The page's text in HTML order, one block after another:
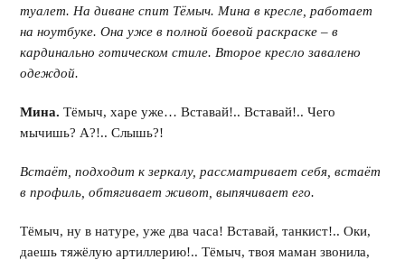
туалет. На диване спит Тёмыч. Мина в кресле, работает
на ноутбуке. Она уже в полной боевой раскраске – в
кардинально готическом стиле. Второе кресло завалено
одеждой.
Мина. Тёмыч, харе уже… Вставай!.. Вставай!.. Чего
мычишь? А?!.. Слышь?!
Встаёт, подходит к зеркалу, рассматривает себя, встаёт
в профиль, обтягивает живот, выпячивает его.
Тёмыч, ну в натуре, уже два часа! Вставай, танкист!.. Оки,
даешь тяжёлую артиллерию!.. Тёмыч, твоя маман звонила,